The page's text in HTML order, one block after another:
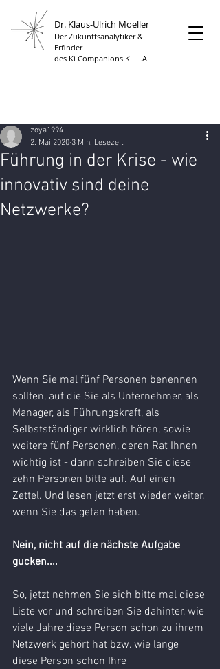
Dr. Klaus-Ulrich Moeller
Der Zukunftsanalytiker &
Erfinder
des Ki Companions K.I.L.A.
Führung in der Krise - wie
innovativ sind deine
Netzwerke?
zoya1994
2. Mai 2020 3 Min. Lesezeit
​Wenn Sie mal fünf Personen benennen
sollten, auf die Sie als Unternehmer, als
Manager, als Führungskraft, als
Selbstständiger wirklich hören, sowie
weitere fünf Personen, deren Rat Ihnen
wichtig ist - dann schreiben Sie diese
zehn Personen bitte auf. Auf einen
Zettel. Und lesen jetzt erst wieder weiter,
wenn Sie das getan haben.
Nein, nicht auf die nächste Aufgabe
gucken....
So, jetzt nehmen Sie sich bitte mal diese
Liste vor und schreiben Sie dahinter, wie
viele Jahre diese Person schon zu ihrem
Netzwerk gehört hat bzw. wie lange
diese Person schon Ihre